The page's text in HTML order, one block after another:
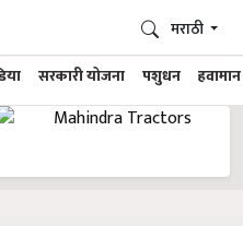
सरकारी योजना पशुधन हवामान
मराठी